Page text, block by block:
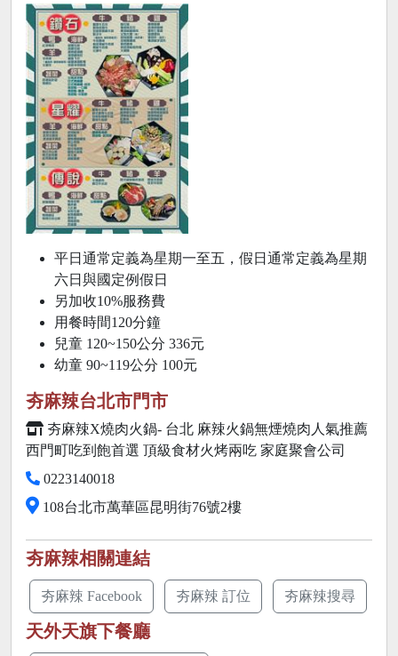
平日通常定義為星期一至五，假日通常定義為星期
六日與國定例假日
另加收10%服務費
用餐時間120分鐘
兒童 120~150公分 336元
幼童 90~119公分 100元
夯麻辣台北市門市
夯麻辣X燒肉火鍋- 台北 麻辣火鍋無煙燒肉人氣推薦
西門町吃到飽首選 頂級食材火烤兩吃 家庭聚會公司
0223140018
108台北市萬華區昆明街76號2樓
夯麻辣相關連結
夯麻辣 Facebook 夯麻辣 訂位 夯麻辣搜尋
天外天旗下餐廳